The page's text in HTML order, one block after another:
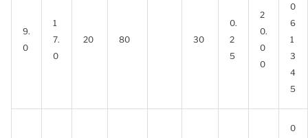
9.
0
1
7.
0
20 80 30
0.
2
5
2
0.
0
0
0
6
1
3
4
5
0